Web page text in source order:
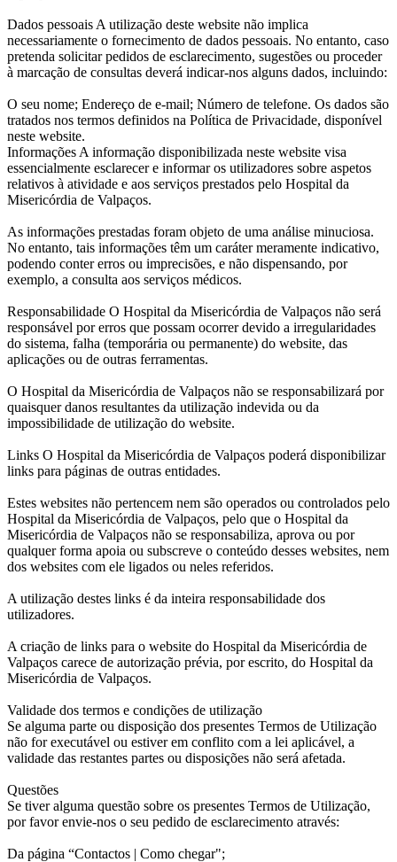
Dados pessoais A utilização deste website não implica
necessariamente o fornecimento de dados pessoais. No entanto, caso
pretenda solicitar pedidos de esclarecimento, sugestões ou proceder
à marcação de consultas deverá indicar-nos alguns dados, incluindo:
O seu nome; Endereço de e-mail; Número de telefone. Os dados são
tratados nos termos definidos na Política de Privacidade, disponível
neste website.
Informações A informação disponibilizada neste website visa
essencialmente esclarecer e informar os utilizadores sobre aspetos
relativos à atividade e aos serviços prestados pelo Hospital da
Misericórdia de Valpaços.
As informações prestadas foram objeto de uma análise minuciosa.
No entanto, tais informações têm um caráter meramente indicativo,
podendo conter erros ou imprecisões, e não dispensando, por
exemplo, a consulta aos serviços médicos.
Responsabilidade O Hospital da Misericórdia de Valpaços não será
responsável por erros que possam ocorrer devido a irregularidades
do sistema, falha (temporária ou permanente) do website, das
aplicações ou de outras ferramentas.
O Hospital da Misericórdia de Valpaços não se responsabilizará por
quaisquer danos resultantes da utilização indevida ou da
impossibilidade de utilização do website.
Links O Hospital da Misericórdia de Valpaços poderá disponibilizar
links para páginas de outras entidades.
Estes websites não pertencem nem são operados ou controlados pelo
Hospital da Misericórdia de Valpaços, pelo que o Hospital da
Misericórdia de Valpaços não se responsabiliza, aprova ou por
qualquer forma apoia ou subscreve o conteúdo desses websites, nem
dos websites com ele ligados ou neles referidos.
A utilização destes links é da inteira responsabilidade dos
utilizadores.
A criação de links para o website do Hospital da Misericórdia de
Valpaços carece de autorização prévia, por escrito, do Hospital da
Misericórdia de Valpaços.
Validade dos termos e condições de utilização
Se alguma parte ou disposição dos presentes Termos de Utilização
não for executável ou estiver em conflito com a lei aplicável, a
validade das restantes partes ou disposições não será afetada.
Questões
Se tiver alguma questão sobre os presentes Termos de Utilização,
por favor envie-nos o seu pedido de esclarecimento através:
Da página “Contactos | Como chegar";